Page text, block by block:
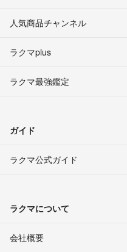
人気商品チャンネル
ラクマplus
ラクマ最強鑑定
ガイド
ラクマ公式ガイド
ラクマについて
会社概要